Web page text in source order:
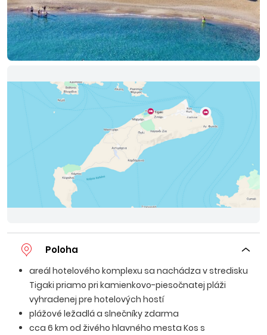
Poloha
areál hotelového komplexu sa nachádza v stredisku
Tigaki priamo pri kamienkovo-piesočnatej pláži
vyhradenej pre hotelových hostí
plážové ležadlá a slnečníky zdarma
cca 6 km od živého hlavného mesta Kos s